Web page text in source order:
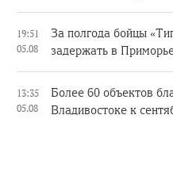
19:51
05.08
За полгода бойцы
задержать в
13:35
05.08
Более 60 объектов
Владивостоке к